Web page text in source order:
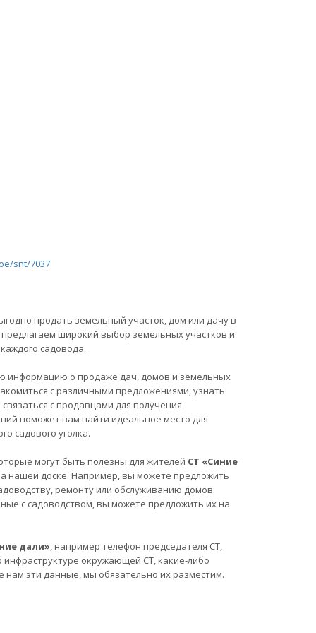
snt/7037
продать земельный участок, дом или дачу в
широкий выбор земельных участков и
садовода.
информацию о продаже дач, домов и земельных
с различными предложениями, узнать
с продавцами для получения
поможет вам найти идеальное место для
садового уголка.
могут быть полезны для жителей СТ «Синие
нашей доске. Например, вы можете предложить
ремонту или обслуживанию домов.
с садоводством, вы можете предложить их на
дали», например телефон председателя СТ,
окружающей СТ, какие-либо
нам эти данные, мы обязательно их разместим.